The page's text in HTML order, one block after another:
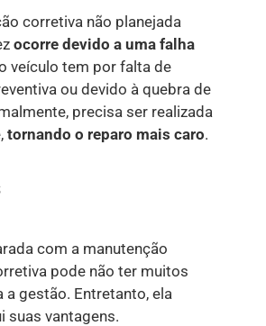
corretiva não planejada
ocorre devido a uma falha
veículo tem por falta de
ou devido à quebra de
precisa ser realizada
tornando o reparo mais caro.
com a manutenção
pode não ter muitos
a gestão. Entretanto, ela
suas vantagens.